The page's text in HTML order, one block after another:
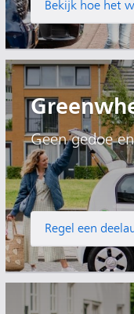
Bekijk hoe het
Geen gedoe
Regel een